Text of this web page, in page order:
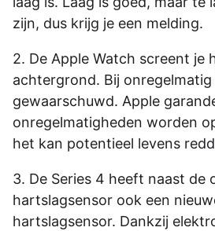
zijn, dus krijg je een melding.
2. De Apple Watch screent je
achtergrond. Bij
gewaarschuwd. Apple
onregelmatigheden worden
het kan potentieel levens
3. De Series 4 heeft naast de
hartslagsensor ook een
hartslagsensor. Dankzij